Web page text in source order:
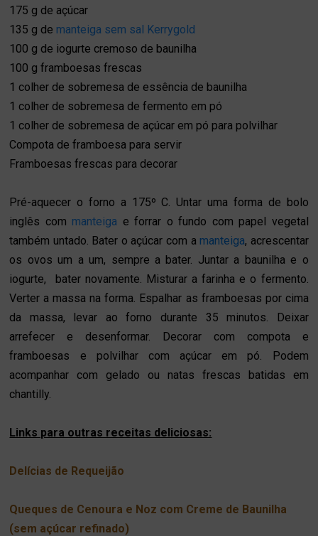
175 g de açúcar
135 g de manteiga sem sal Kerrygold
100 g de iogurte cremoso de baunilha
100 g framboesas frescas
1 colher de sobremesa de essência de baunilha
1 colher de sobremesa de fermento em pó
1 colher de sobremesa de açúcar em pó para polvilhar
Compota de framboesa para servir
Framboesas frescas para decorar
Pré-aquecer o forno a 175º C.Untar uma forma de bolo
inglês com manteiga e forrar o fundo com papel vegetal
também untado. Bater o açúcar com amanteiga, acrescentar
os ovos um a um, sempre a bater. Juntar a baunilha e o
iogurte, bater novamente. Misturar a farinha e o fermento.
Verter a massa na forma. Espalhar as framboesas por cima
da massa, levar ao forno durante 35 minutos. Deixar
arrefecer e desenformar. Decorar com compota e
framboesas e polvilhar com açúcar em pó. Podem
acompanhar com gelado ou natas frescas batidas em
chantilly.
Links para outras receitas deliciosas:
Delícias de Requeijão
Queques de Cenoura e Noz com Creme de Baunilha
(sem açúcar refinado)